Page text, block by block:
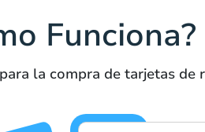
Funciona?
la compra de tarjetas de